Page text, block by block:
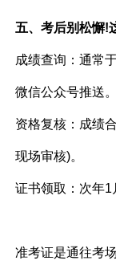
五、考后别松懈!
成绩查询：通常
微信公众号推送。
资格复核：成绩
现场审核)。
证书领取：次年1
准考证是通往考